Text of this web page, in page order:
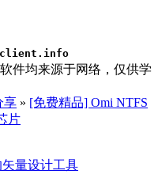
件均来源于网络，仅供学
享 » [免费精品] Omi NTFS
片